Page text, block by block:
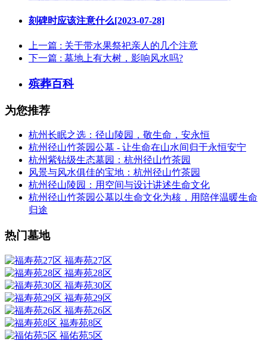
刻碑时应该注意什么[2023-07-28]
上一篇 : 关于带水果祭祀亲人的几个注意
下一篇 : 墓地上有大树，影响风水吗?
殡葬百科
为您推荐
杭州长眠之选：径山陵园，敬生命，安永恒
杭州径山竹茶园公墓 - 让生命在山水间归于永恒安宁
杭州紫钻级生态墓园：杭州径山竹茶园
风景与风水俱佳的宝地：杭州径山竹茶园
杭州径山陵园：用空间与设计讲述生命文化
杭州径山竹茶园公墓以生命文化为核，用陪伴温暖生命
归途
热门墓地
福寿苑27区
福寿苑28区
福寿苑30区
福寿苑29区
福寿苑26区
福寿苑8区
福佑苑5区